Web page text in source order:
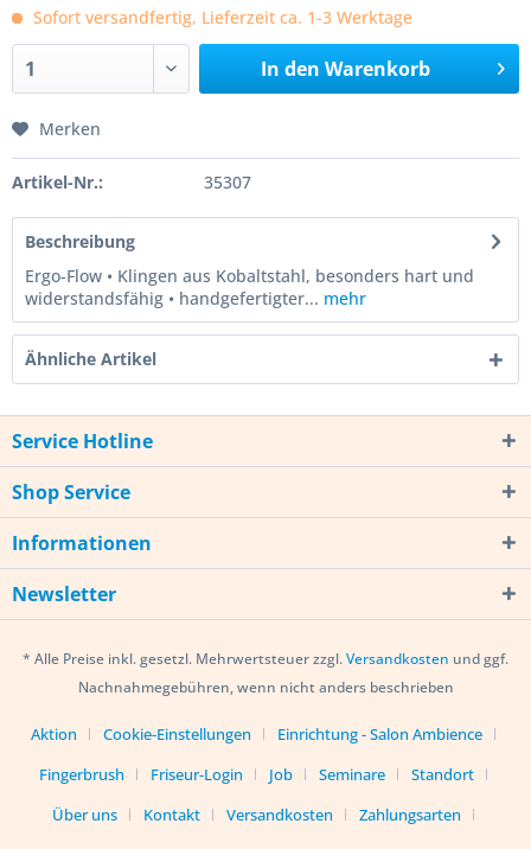
Sofort versandfertig, Lieferzeit ca. 1-3 Werktage
In den Warenkorb
Merken
Artikel-Nr.: 35307
Beschreibung
Ergo-Flow • Klingen aus Kobaltstahl, besonders hart und
widerstandsfähig • handgefertigter... mehr
Ähnliche Artikel
Service Hotline
Shop Service
Informationen
Newsletter
* Alle Preise inkl. gesetzl. Mehrwertsteuer zzgl.Versandkosten und ggf.
Nachnahmegebühren, wenn nicht anders beschrieben
Aktion Cookie-Einstellungen
Einrichtung - Salon Ambience
Fingerbrush
Friseur-Login Job Seminare
Standort
Über uns
Kontakt Versandkosten
Zahlungsarten